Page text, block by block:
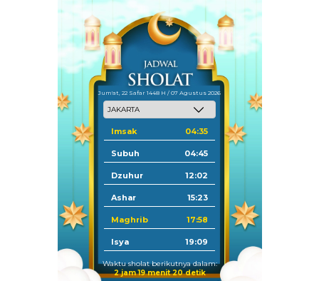
Jum'at, 22 Safar 1448 H / 07 Agustus 2026
Imsak 04:35
Subuh 04:45
Dzuhur 12:02
Ashar 15:23
Maghrib 17:58
Isya 19:09
Waktu sholat berikutnya dalam:
2 jam 19 menit 20 detik